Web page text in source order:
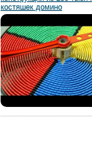
костяшек домино